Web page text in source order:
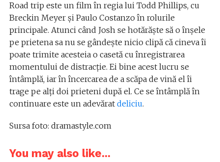
Road trip este un film în regia lui Todd Phillips, cu
Breckin Meyer şi Paulo Costanzo în rolurile
principale. Atunci când Josh se hotărăşte să o înşele
pe prietena sa nu se gândeşte nicio clipă că cineva îi
poate trimite acesteia o casetă cu înregistrarea
momentului de distracţie. Ei bine acest lucru se
întâmplă, iar în încercarea de a scăpa de vină el îi
trage pe alţi doi prieteni după el. Ce se întâmplă în
continuare este un adevărat deliciu.
Sursa foto: dramastyle.com
You may also like...